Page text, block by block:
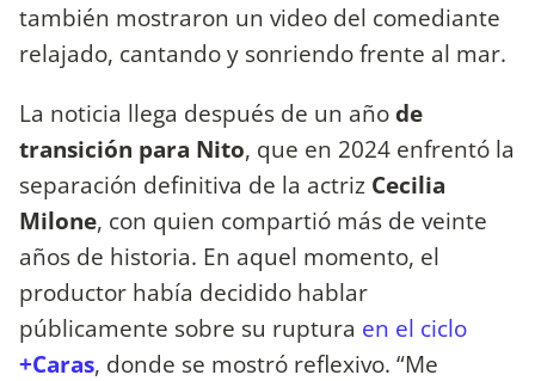
también mostraron un video del comediante
relajado, cantando y sonriendo frente al mar.
La noticia llega después de un añode
transición para Nito, que en 2024 enfrentó la
separación definitiva de la actriz Cecilia
Milone, con quien compartió más de veinte
años de historia. En aquel momento, el
productor había decidido hablar
públicamente sobre su ruptura en el ciclo
+Caras, donde se mostró reflexivo. “Me